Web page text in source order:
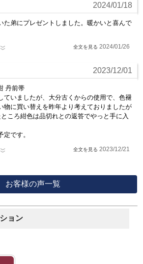
2024/01/18
た弟にプレゼントしました。暖かいと喜んで
2024/01/26
2023/12/01
丹前帯
ていましたが、大分古くからの使用で、色褪
物に買い替えを昨年より考えておりましたが
ころ紺色は品切れとの返答でやっと手に入
です。
2023/12/21
お客様の声一覧
ョン